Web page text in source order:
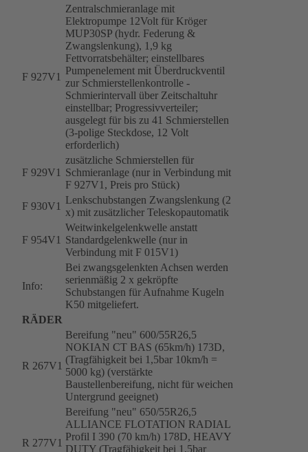
F 927V1
Zentralschmieranlage mit
Elektropumpe 12Volt für Kröger
MUP30SP (hydr. Federung &
Zwangslenkung), 1,9 kg
Fettvorratsbehälter; einstellbares
Pumpenelement mit Überdruckventil
zur Schmierstellenkontrolle -
Schmierintervall über Zeitschaltuhr
einstellbar; Progressivverteiler;
ausgelegt für bis zu 41 Schmierstellen
(3-polige Steckdose, 12 Volt
erforderlich)
F 929V1
zusätzliche Schmierstellen für
Schmieranlage (nur in Verbindung mit
F 927V1, Preis pro Stück)
F 930V1
Lenkschubstangen Zwangslenkung (2
x) mit zusätzlicher Teleskopautomatik
F 954V1
Weitwinkelgelenkwelle anstatt
Standardgelenkwelle (nur in
Verbindung mit F 015V1)
Info:
Bei zwangsgelenkten Achsen werden
serienmäßig 2 x gekröpfte
Schubstangen für Aufnahme Kugeln
K50 mitgeliefert.
RÄDER
R 267V1
Bereifung "neu" 600/55R26,5
NOKIAN CT BAS (65km/h) 173D,
(Tragfähigkeit bei 1,5bar 10km/h =
5000 kg) (verstärkte
Baustellenbereifung, nicht für weichen
Untergrund geeignet)
R 277V1
Bereifung "neu" 650/55R26,5
ALLIANCE FLOTATION RADIAL
Profil I 390 (70 km/h) 178D, HEAVY
DUTY (Tragfähigkeit bei 1,5bar